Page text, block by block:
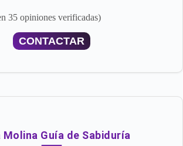
35 opiniones verificadas)
CONTACTAR
Molina Guía de Sabiduría